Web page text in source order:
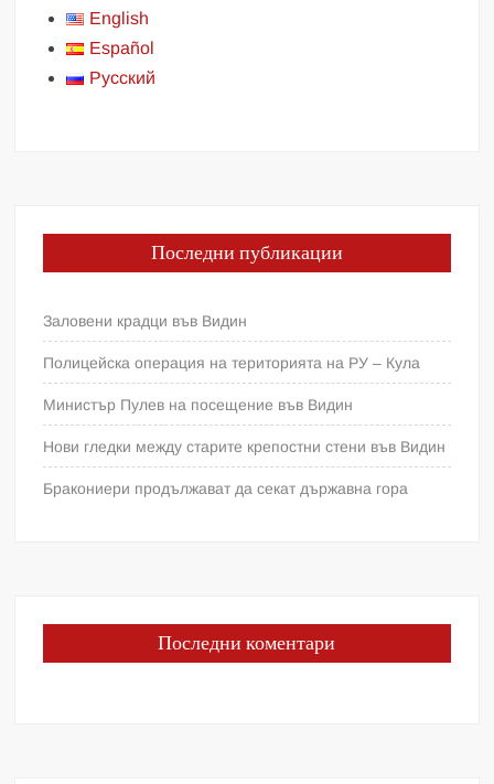
English
Español
Русский
Последни публикации
Заловени крадци във Видин
Полицейска операция на територията на РУ – Кула
Министър Пулев на посещение във Видин
Нови гледки между старите крепостни стени във Видин
Бракониери продължават да секат държавна гора
Последни коментари